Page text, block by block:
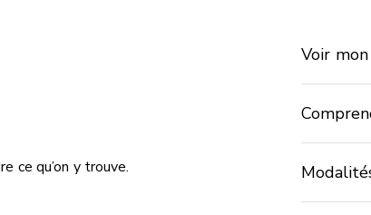
ce qu’on y trouve.
Voir